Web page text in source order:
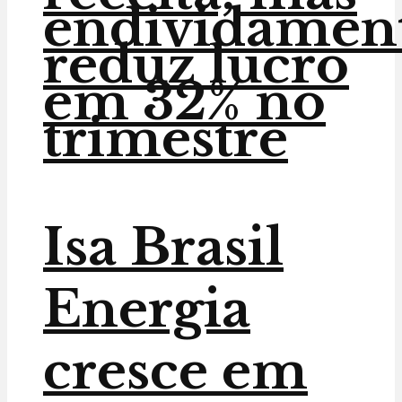
reduz lucro
em 32% no
trimestre
Isa Brasil
Energia
cresce em